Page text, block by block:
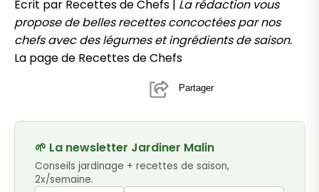
Écrit par Recettes de Chefs | La rédaction vous
propose de belles recettes concoctées par nos
chefs avec des légumes et ingrédients de saison.
La page de Recettes de Chefs
Partager
🌱 La newsletter Jardiner Malin
Conseils jardinage + recettes de saison,
2x/semaine.